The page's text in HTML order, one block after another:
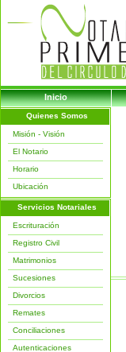
Inicio
Quienes Somos
Misión - Visión
El Notario
Horario
Ubicación
Servicios Notariales
Escrituración
Registro Civil
Matrimonios
Sucesiones
Divorcios
Remates
Conciliaciones
Autenticaciones